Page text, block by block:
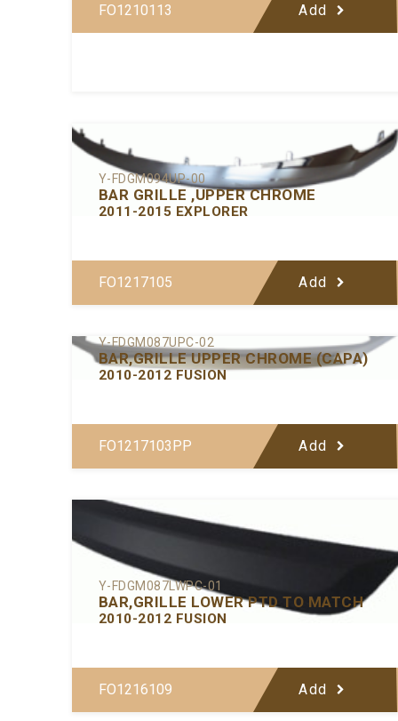
FO1210113 Add
Y-FDGM094UP-00
BAR GRILLE ,UPPER CHROME
2011-2015 EXPLORER
FO1217105 Add
Y-FDGM087UPC-02
BAR,GRILLE UPPER CHROME (CAPA)
2010-2012 FUSION
FO1217103PP Add
Y-FDGM087LWPC-01
BAR,GRILLE LOWER PTD TO MATCH
2010-2012 FUSION
FO1216109 Add